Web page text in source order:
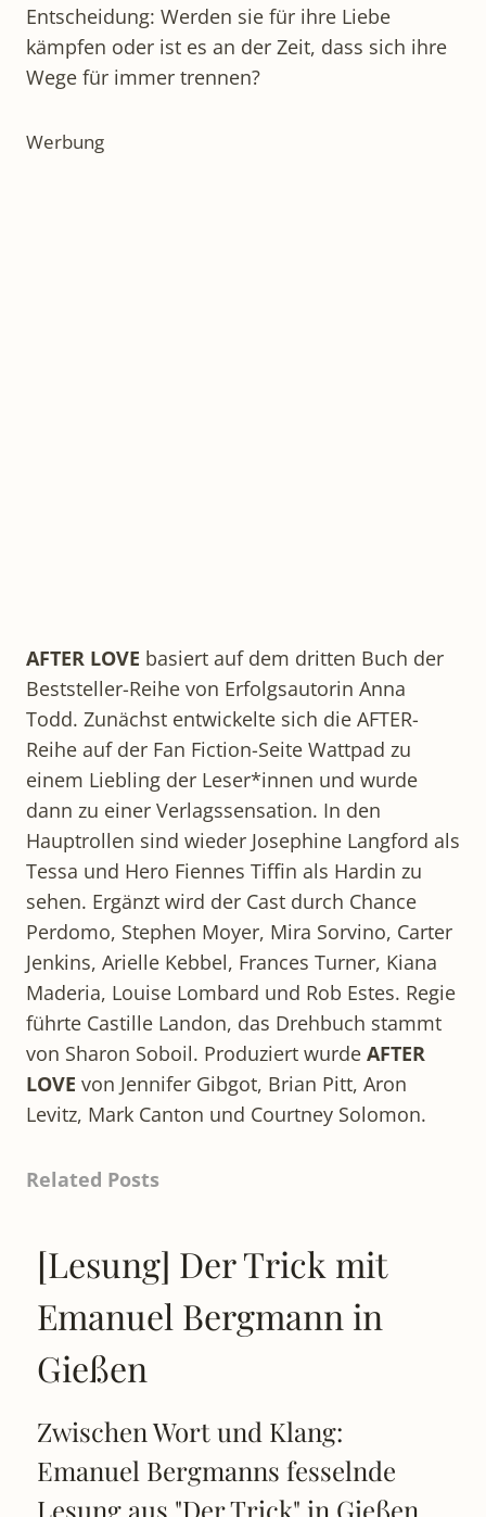
Entscheidung: Werden sie für ihre Liebe
kämpfen oder ist es an der Zeit, dass sich ihre
Wege für immer trennen?
Werbung
AFTER LOVE basiert auf dem dritten Buch der
Beststeller-Reihe von Erfolgsautorin Anna
Todd. Zunächst entwickelte sich die AFTER-
Reihe auf der Fan Fiction-Seite Wattpad zu
einem Liebling der Leser*innen und wurde
dann zu einer Verlagssensation. In den
Hauptrollen sind wieder Josephine Langford als
Tessa und Hero Fiennes Tiffin als Hardin zu
sehen. Ergänzt wird der Cast durch Chance
Perdomo, Stephen Moyer, Mira Sorvino, Carter
Jenkins, Arielle Kebbel, Frances Turner, Kiana
Maderia, Louise Lombard und Rob Estes. Regie
führte Castille Landon, das Drehbuch stammt
von Sharon Soboil. Produziert wurde AFTER
LOVE von Jennifer Gibgot, Brian Pitt, Aron
Levitz, Mark Canton und Courtney Solomon.
Related Posts
[Lesung] Der Trick mit
Emanuel Bergmann in
Gießen
Zwischen Wort und Klang:
Emanuel Bergmanns fesselnde
Lesung aus "Der Trick" in Gießen